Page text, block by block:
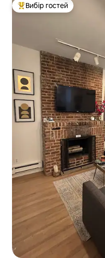
Топ вибір гостей
Вибір гостей